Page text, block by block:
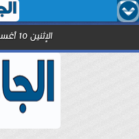

الإثنين 10 أغسطس 2026